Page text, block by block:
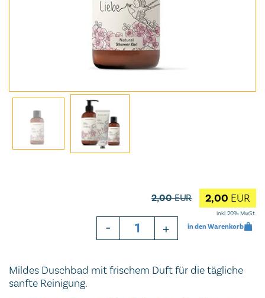
2,00EUR 2,00 EUR
inkl. 20% MwSt.
- + in den Warenkorb
Mildes Duschbad mit frischem Duft für die tägliche
sanfte Reinigung.